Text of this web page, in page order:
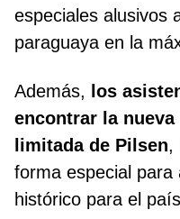
especiales alusivos
paraguaya en la
Además,
los
encontrar la
limitada de Pilsen,
forma especial
histórico para el